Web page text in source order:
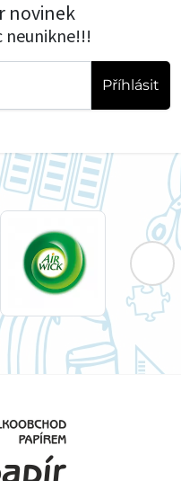
novinek
neunikne!!!
Příhlásit